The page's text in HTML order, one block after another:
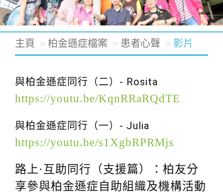
g
l
n
o
主頁 柏金遜症檔案 患者心聲 影片
與柏金遜症同行（二）- Rosita
https://youtu.be/KqnRRaRQdTE
與柏金遜症同行（一）- Julia
https://youtu.be/s1XgbRPRMjs
路上·互助同行（支援篇）：柏友分
享參與柏金遜症自助組織及機構活動